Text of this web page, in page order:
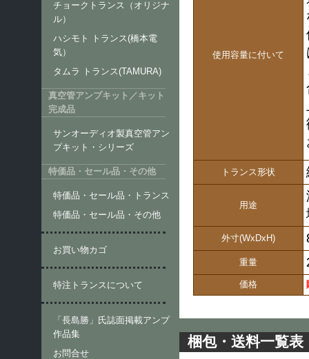
使用容量に付いて
トランス形状
用途
外寸(WxDxH)
重量
価格
梱包・送料一覧表
チョークトランス（オリジナ
ル）
ハシモト トランス(橋本電
気）
タムラ トランス(TAMURA)
真空管アンプキット／キット
完成品
サンオーディオ製真空管アン
プキット・シリーズ
特価品・セール品・その他
特価品・セール品・トランス
特価品・セール品・その他
お買い物カゴ
特注トランスについて
「長島勝」氏誌面掲載アンプ
作品集
お問合せ